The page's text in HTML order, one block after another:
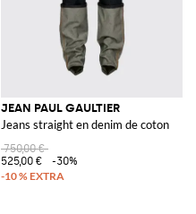
JEAN PAUL GAULTIER
Jeans straight en denim de coton
750,00 €
525,00 €
-30%